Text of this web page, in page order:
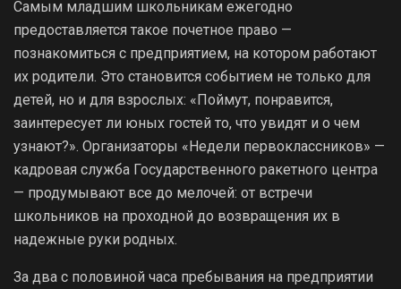
Самым младшим школьникам ежегодно
предоставляется такое почетное право —
познакомиться с предприятием, на котором работают
их родители. Это становится событием не только для
детей, но и для взрослых: «Поймут, понравится,
заинтересует ли юных гостей то, что увидят и о чем
узнают?». Организаторы «Недели первоклассников» —
кадровая служба Государственного ракетного центра
— продумывают все до мелочей: от встречи
школьников на проходной до возвращения их в
надежные руки родных.
За два с половиной часа пребывания на предприятии